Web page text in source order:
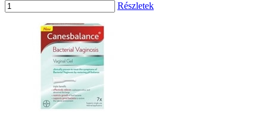
Részletek